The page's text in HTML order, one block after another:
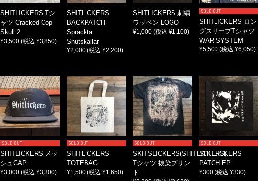
SHITLICKERS Tシ
ャツ Cracked Cop
Skull 2
¥3,500 (税込 ¥3,850)
SHITLICKERS
BACKPATCH
Spräckta
Snutskallar
¥2,000 (税込 ¥2,200)
SHITLICKERS 刺繍
ワッペン LOGO
¥1,000 (税込 ¥1,100)
SOLD OUT
SHITLICKERS ロン
グスリーブTシャツ
WAR SYSTEM
¥5,500 (税込 ¥6,050)
SOLD OUT
SHITLICKERS メッ
シュCAP
¥3,000 (税込 ¥3,300)
SOLD OUT
SHITLICKERS
TOTEBAG
¥1,500 (税込 ¥1,650)
SOLD OUT
SKITSLICKERS(SHITLICKERS)
Tシャツ 抜染プリン
ト
SOLD OUT
SHITLICKERS
PATCH EP
¥300 (税込 ¥330)